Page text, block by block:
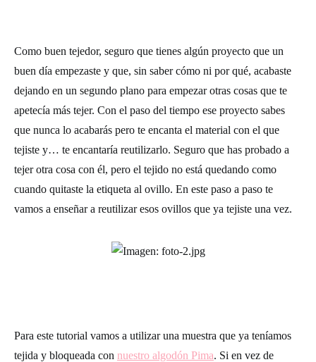
Como buen tejedor, seguro que tienes algún proyecto que un
buen día empezaste y que, sin saber cómo ni por qué, acabaste
dejando en un segundo plano para empezar otras cosas que te
apetecía más tejer. Con el paso del tiempo ese proyecto sabes
que nunca lo acabarás pero te encanta el material con el que
tejiste y… te encantaría reutilizarlo. Seguro que has probado a
tejer otra cosa con él, pero el tejido no está quedando como
cuando quitaste la etiqueta al ovillo. En este paso a paso te
vamos a enseñar a reutilizar esos ovillos que ya tejiste una vez.
Para este tutorial vamos a utilizar una muestra que ya teníamos
tejida y bloqueada con nuestro algodón Pima. Si en vez de